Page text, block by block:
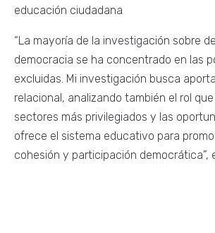
educación ciudadana
“La mayoría de la investigación sobre
democracia se ha concentrado en las
excluidas. Mi investigación busca
relacional, analizando también el rol
sectores más privilegiados y las
ofrece el sistema educativo para
cohesión y participación democrática”,